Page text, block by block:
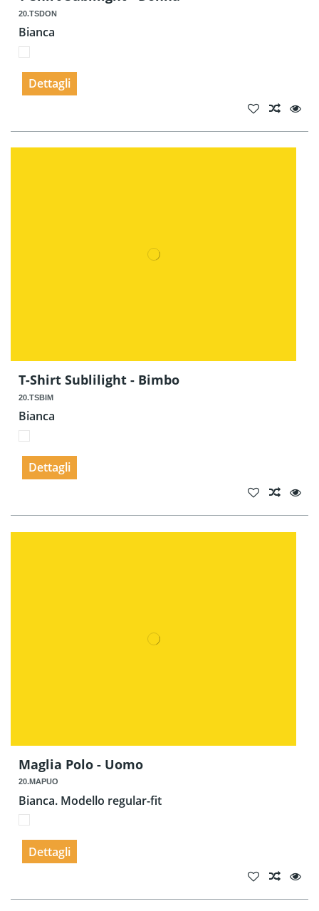
20.TSDON
Bianca
Dettagli
T-Shirt Sublilight - Bimbo
20.TSBIM
Bianca
Dettagli
Maglia Polo - Uomo
20.MAPUO
Bianca. Modello regular-fit
Dettagli